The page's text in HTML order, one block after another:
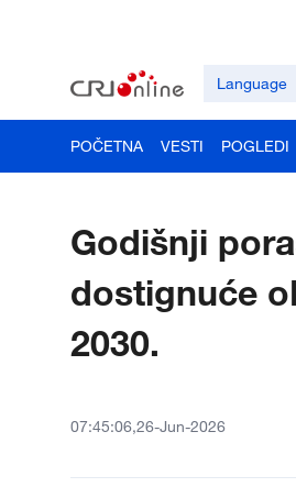
Language
POČETNA VESTI POGLEDI
Godišnji
dostignuće
2030.
07:45:06,26-Jun-2026